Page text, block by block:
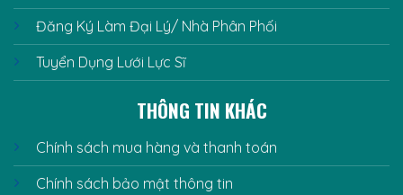
Đăng Ký Làm Đại Lý/ Nhà Phân Phối
Tuyển Dụng Lưới Lực Sĩ
THÔNG TIN KHÁC
Chính sách mua hàng và thanh toán
Chính sách bảo mật thông tin